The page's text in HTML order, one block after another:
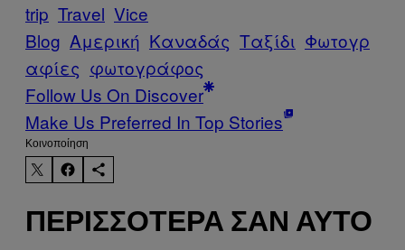
trip Travel Vice
Blog Αμερική Καναδάς Ταξίδι Φωτογρ
αφίες φωτογράφος
Follow Us On Discover
Make Us Preferred In Top Stories
Kοινοποίηση
ΠΕΡΙΣΣΌΤΕΡΑ ΣΑΝ ΑΥΤΌ